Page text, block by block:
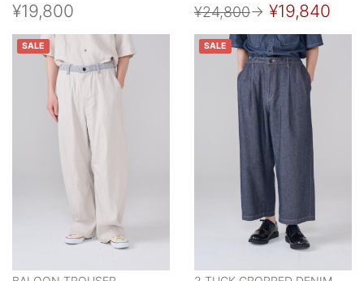
¥19,800 ¥24,800→ ¥19,840
SALE SALE